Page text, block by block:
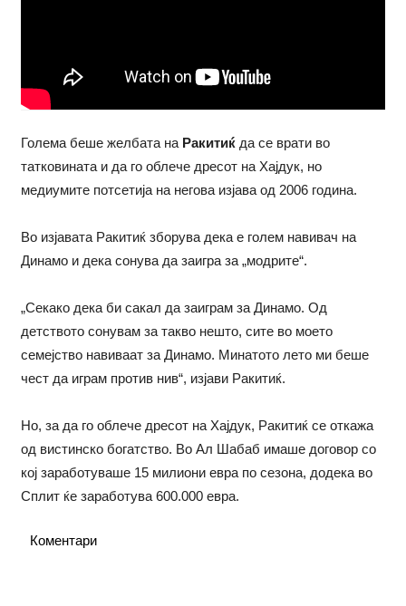
Голема беше желбата на Ракитиќда се врати во
татковината и да го облече дресот на Хајдук, но
медиумите потсетија на негова изјава од 2006 година.
Во изјавата Ракитиќ зборува дека е голем навивач на
Динамо и дека сонува да заигра за „модрите“.
„Секако дека би сакал да заиграм за Динамо. Од
детството сонувам за такво нешто, сите во моето
семејство навиваат за Динамо. Минатото лето ми беше
чест да играм против нив“, изјави Ракитиќ.
Но, за да го облече дресот на Хајдук, Ракитиќ се откажа
од вистинско богатство. Во Ал Шабаб имаше договор со
кој заработуваше 15 милиони евра по сезона, додека во
Сплит ќе заработува 600.000 евра.
Коментари